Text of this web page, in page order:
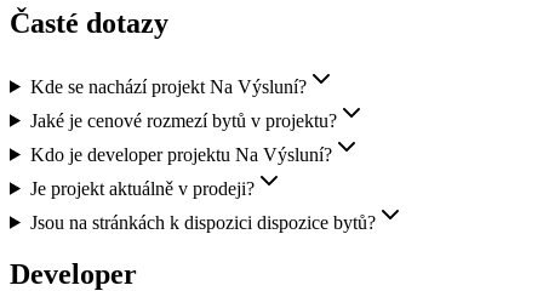
Časté dotazy
Kde se nachází projekt Na Výsluní?
Jaké je cenové rozmezí bytů v projektu?
Kdo je developer projektu Na Výsluní?
Je projekt aktuálně v prodeji?
Jsou na stránkách k dispozici dispozice bytů?
Developer